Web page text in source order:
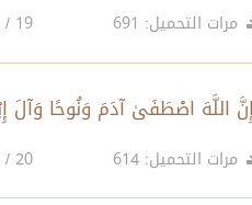
مرات التحميل: 691 19 / ذو الحجة / 1437
مرات التحميل: 614 20 / ذو الحجة / 1437